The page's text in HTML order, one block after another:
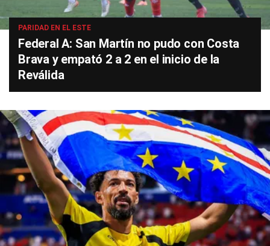
PARIDAD EN EL ESTE
Federal A: San Martín no pudo con Costa
Brava y empató 2 a 2 en el inicio de la
Reválida